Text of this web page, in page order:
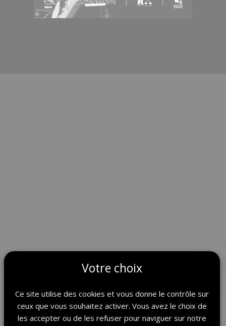
Votre choix
Ce site utilise des cookies et vous donne le contrôle sur
ceux que vous souhaitez activer. Vous avez le choix de
les accepter ou de les refuser pour naviguer sur notre